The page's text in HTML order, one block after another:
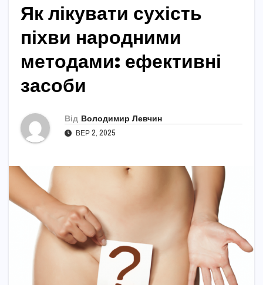
Як лікувати сухість
піхви народними
методами: ефективні
засоби
Від Володимир Левчин
ВЕР 2, 2025